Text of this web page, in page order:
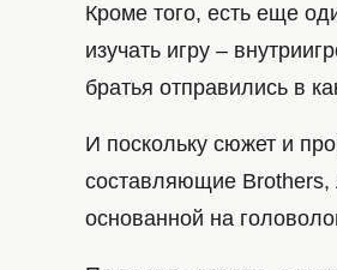
Кроме того, есть еще
изучать игру –
братья отправились в
И поскольку сюжет и
составляющие Brothers,
основанной на